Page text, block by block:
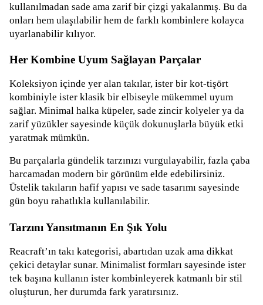
kullanılmadan sade ama zarif bir çizgi yakalanmış. Bu da
onları hem ulaşılabilir hem de farklı kombinlere kolayca
uyarlanabilir kılıyor.
Her Kombine Uyum Sağlayan Parçalar
Koleksiyon içinde yer alan takılar, ister bir kot-tişört
kombiniyle ister klasik bir elbiseyle mükemmel uyum
sağlar. Minimal halka küpeler, sade zincir kolyeler ya da
zarif yüzükler sayesinde küçük dokunuşlarla büyük etki
yaratmak mümkün.
Bu parçalarla gündelik tarzınızı vurgulayabilir, fazla çaba
harcamadan modern bir görünüm elde edebilirsiniz.
Üstelik takıların hafif yapısı ve sade tasarımı sayesinde
gün boyu rahatlıkla kullanılabilir.
Tarzını Yansıtmanın En Şık Yolu
Reacraft’ın takı kategorisi, abartıdan uzak ama dikkat
çekici detaylar sunar. Minimalist formları sayesinde ister
tek başına kullanın ister kombinleyerek katmanlı bir stil
oluşturun, her durumda fark yaratırsınız.